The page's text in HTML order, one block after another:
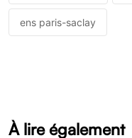
ens paris-saclay
À lire également